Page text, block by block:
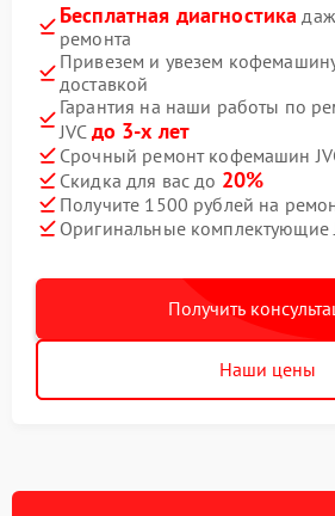
Бесплатная диагностика
ремонта
Привезем и увезем кофемашину
доставкой
Гарантия на наши работы по
JVC до 3-х лет
Срочный ремонт кофемашин
Скидка для вас до 20%
Получите 1500 рублей на
Оригинальные комплектующие
Получить
Наши цены